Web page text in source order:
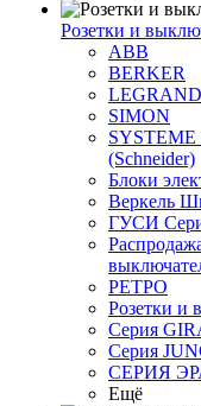
Розетки и
ABB
BERKER
LEGRAND
SIMON
(Schneider)
Блоки
Веркель
ГУСИ
РЕТРО
Розетки и
Серия
Серия
СЕРИЯ
Ещё